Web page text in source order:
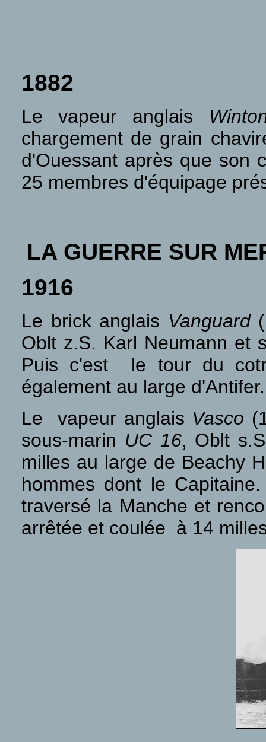
1882
Le vapeur anglais
chargement de grain
d'Ouessant après que son
25 membres d'équipage
LA GUERRE SUR
1916
Le brick anglais Vanguard
Oblt z.S. Karl Neumann et
Puis c'est le tour du
également au large d'Antifer.
Le vapeur anglais Vasco
sous-marin UC 16, Oblt
milles au large de Beachy
hommes dont le
traversé la Manche et
arrêtée et coulée à 14